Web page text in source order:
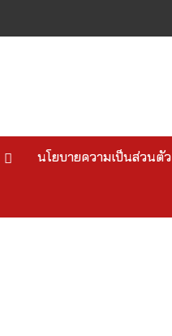
นโยบายความเป็นส่วนตัว